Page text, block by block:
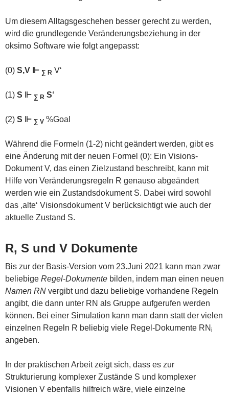
Um diesem Alltagsgeschehen besser gerecht zu werden,
wird die grundlegende Veränderungsbeziehung in der
oksimo Software wie folgt angepasst:
(0) S,V ⊩ ∑ R V‘
(1) S ⊩ ∑ R S‘
(2) S ⊩ ∑ V %Goal
Während die Formeln (1-2) nicht geändert werden, gibt es
eine Änderung mit der neuen Formel (0): Ein Visions-
Dokument V, das einen Zielzustand beschreibt, kann mit
Hilfe von Veränderungsregeln R genauso abgeändert
werden wie ein Zustandsdokument S. Dabei wird sowohl
das ‚alte‘ Visionsdokument V berücksichtigt wie auch der
aktuelle Zustand S.
R, S und V Dokumente
Bis zur der Basis-Version vom 23.Juni 2021 kann man zwar
beliebige Regel-Dokumente bilden, indem man einen neuen
Namen RN vergibt und dazu beliebige vorhandene Regeln
angibt, die dann unter RN als Gruppe aufgerufen werden
können. Bei einer Simulation kann man dann statt der vielen
einzelnen Regeln R beliebig viele Regel-Dokumente RN i
angeben.
In der praktischen Arbeit zeigt sich, dass es zur
Strukturierung komplexer Zustände S und komplexer
Visionen V ebenfalls hilfreich wäre, viele einzelne